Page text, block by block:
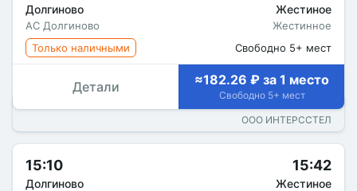
Долгиново
АС Долгиново
Жестиное
Жестинное
Только наличными
Свободно 5+ мест
Детали ≈182.26 ₽ за 1 место
Свободно 5+ мест
ООО ИНТЕРССТЕЛ
15:10
Долгиново
15:42
Жестиное